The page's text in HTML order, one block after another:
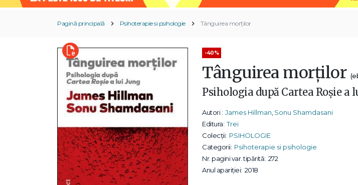
Pagină principală Psihoterapie si psihologie Tânguirea morţilor
-40%
Tânguirea morţilor
Psihologia după Cartea Roşie a
Autori : James Hillman Sonu Shamdasani
Editura: Trei
Colecții: PSIHOLOGIE
Categorii: Psihoterapie si psihologie
Nr. pagini var. tipărită: 272
Anul apariției: 2018